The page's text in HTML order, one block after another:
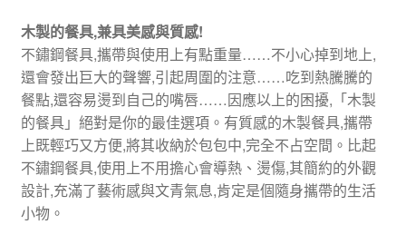
木製的餐具,兼具美感與質感!
不鏽鋼餐具,攜帶與使用上有點重量……不小心掉到地上,
還會發出巨大的聲響,引起周圍的注意……吃到熱騰騰的
餐點,還容易燙到自己的嘴唇……因應以上的困擾,「木製
的餐具」絕對是你的最佳選項。有質感的木製餐具,攜帶
上既輕巧又方便,將其收納於包包中,完全不占空間。比起
不鏽鋼餐具,使用上不用擔心會導熱、燙傷,其簡約的外觀
設計,充滿了藝術感與文青氣息,肯定是個隨身攜帶的生活
小物。